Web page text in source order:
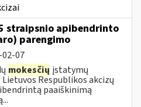
straipsnio apibendrinto
parengimo
02-07
mokesčių įstatymų
Respublikos akcizų
paaiškinimą